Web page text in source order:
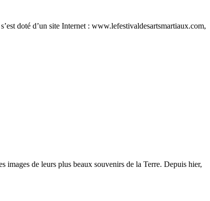
doté d’un site Internet : www.lefestivaldesartsmartiaux.com,
de leurs plus beaux souvenirs de la Terre. Depuis hier,